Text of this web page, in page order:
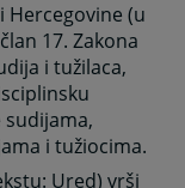
Hercegovine (u
17. Zakona
i tužilaca,
i tužiocima.
Ured) vrši